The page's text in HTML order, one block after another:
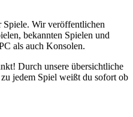
Spiele. Wir veröffentlichen
bekannten Spielen und
als auch Konsolen.
Durch unsere übersichtliche
jedem Spiel weißt du sofort ob